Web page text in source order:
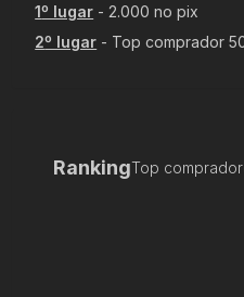
1º lugar - 2.000 no pix
2º lugar - Top comprador
RankingTop